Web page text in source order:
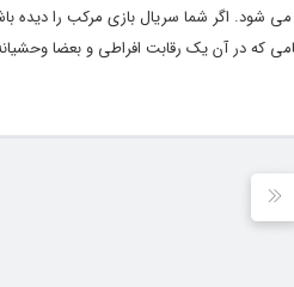
شود. اگر شما سریال بازی مرکب را دیده
که در آن یک رقابت افراطی و بعضا